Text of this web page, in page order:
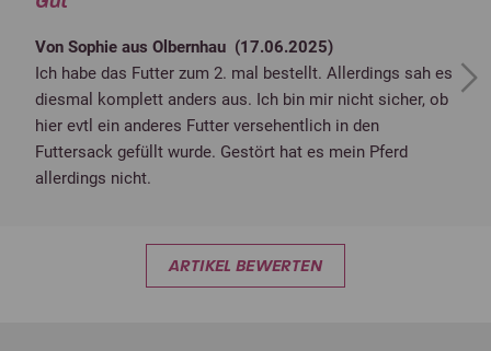
Von Sophie aus Olbernhau (17.06.2025)
Ich habe das Futter zum 2. mal bestellt. Allerdings sah es
diesmal komplett anders aus. Ich bin mir nicht sicher, ob
hier evtl ein anderes Futter versehentlich in den
Futtersack gefüllt wurde. Gestört hat es mein Pferd
allerdings nicht.
Next
ARTIKEL BEWERTEN